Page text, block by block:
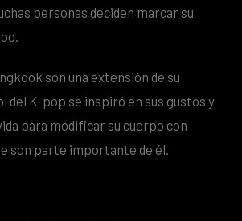
personas deciden marcar su
son una extensión de su
del K-pop se inspiró en sus gustos y
para modificar su cuerpo con
son parte importante de él.